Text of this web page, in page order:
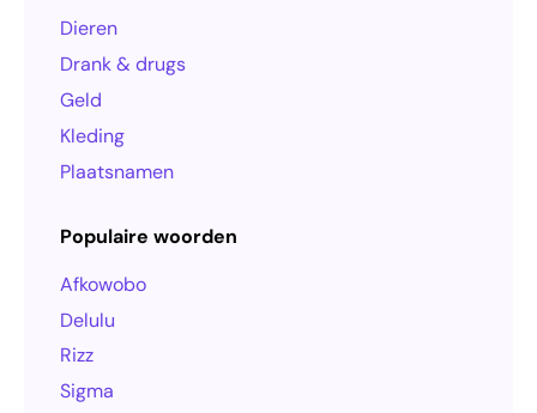
Dieren
Drank & drugs
Geld
Kleding
Plaatsnamen
Populaire woorden
Afkowobo
Delulu
Rizz
Sigma